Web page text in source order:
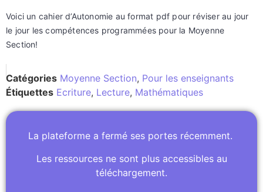
Voici un cahier d’Autonomie au format pdf pour réviser au jour
le jour les compétences programmées pour la Moyenne
Section!
Catégories Moyenne Section, Pour les enseignants
Étiquettes Ecriture, Lecture, Mathématiques
La plateforme a fermé ses portes récemment.
Les ressources ne sont plus accessibles au
téléchargement.